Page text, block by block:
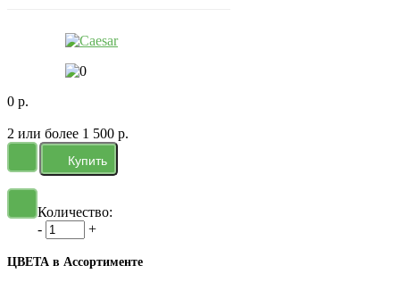
0 р.
2 или более 1 500 р.
Количество:
-
+
ЦВЕТА в Ассортименте